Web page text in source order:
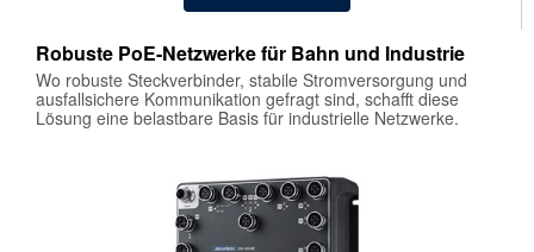
Robuste PoE-Netzwerke für Bahn und Industrie
Wo robuste Steckverbinder, stabile Stromversorgung und
ausfallsichere Kommunikation gefragt sind, schafft diese
Lösung eine belastbare Basis für industrielle Netzwerke.